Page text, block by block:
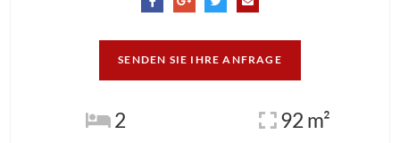
SENDEN SIE IHRE ANFRAGE
2 92 m²